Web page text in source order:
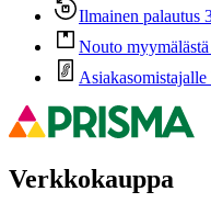
Ilmainen palautus
Nouto
Verkkokauppa